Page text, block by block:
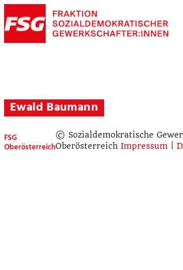
Ewald Baumann
FSG
Oberösterreich
© Sozialdemokratische
Oberösterreich Impressum|